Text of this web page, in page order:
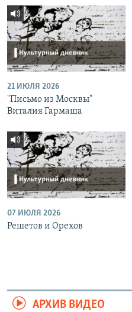
21 ИЮЛЯ 2026
"Письмо из Москвы"
Виталия Гармаша
07 ИЮЛЯ 2026
Решетов и Орехов
АРХИВ ВИДЕО